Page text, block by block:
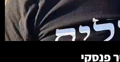
עוד
פנסקי